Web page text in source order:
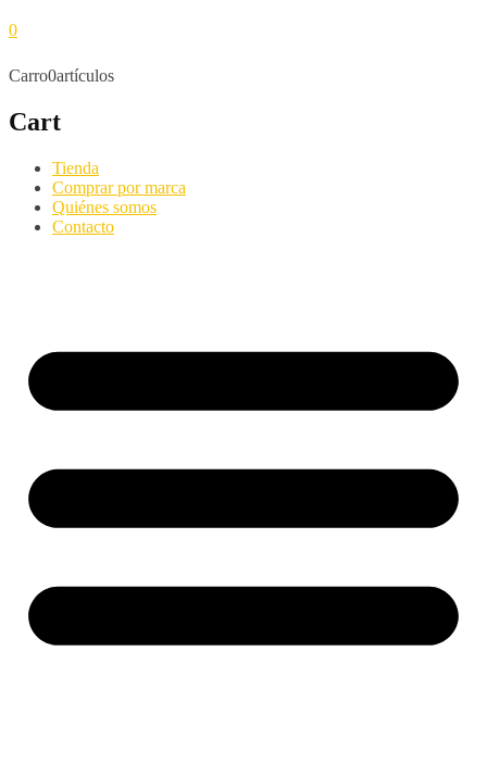
0
Carro0artículos
Cart
Tienda
Comprar por marca
Quiénes somos
Contacto